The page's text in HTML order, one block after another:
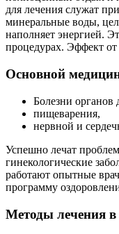
для лечения служат
минеральные воды,
наполняет энергией.
процедурах. Эффект
Основной
Болезни органов
пищеварения,
нервной и
Успешно лечат
гинекологические
работают опытные
программу
Методы лечения